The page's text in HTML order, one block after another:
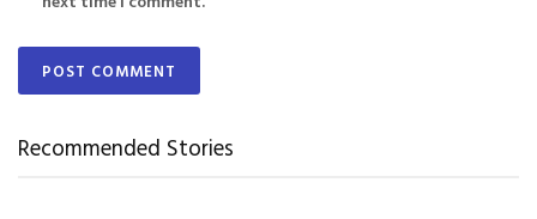
Recommended Stories